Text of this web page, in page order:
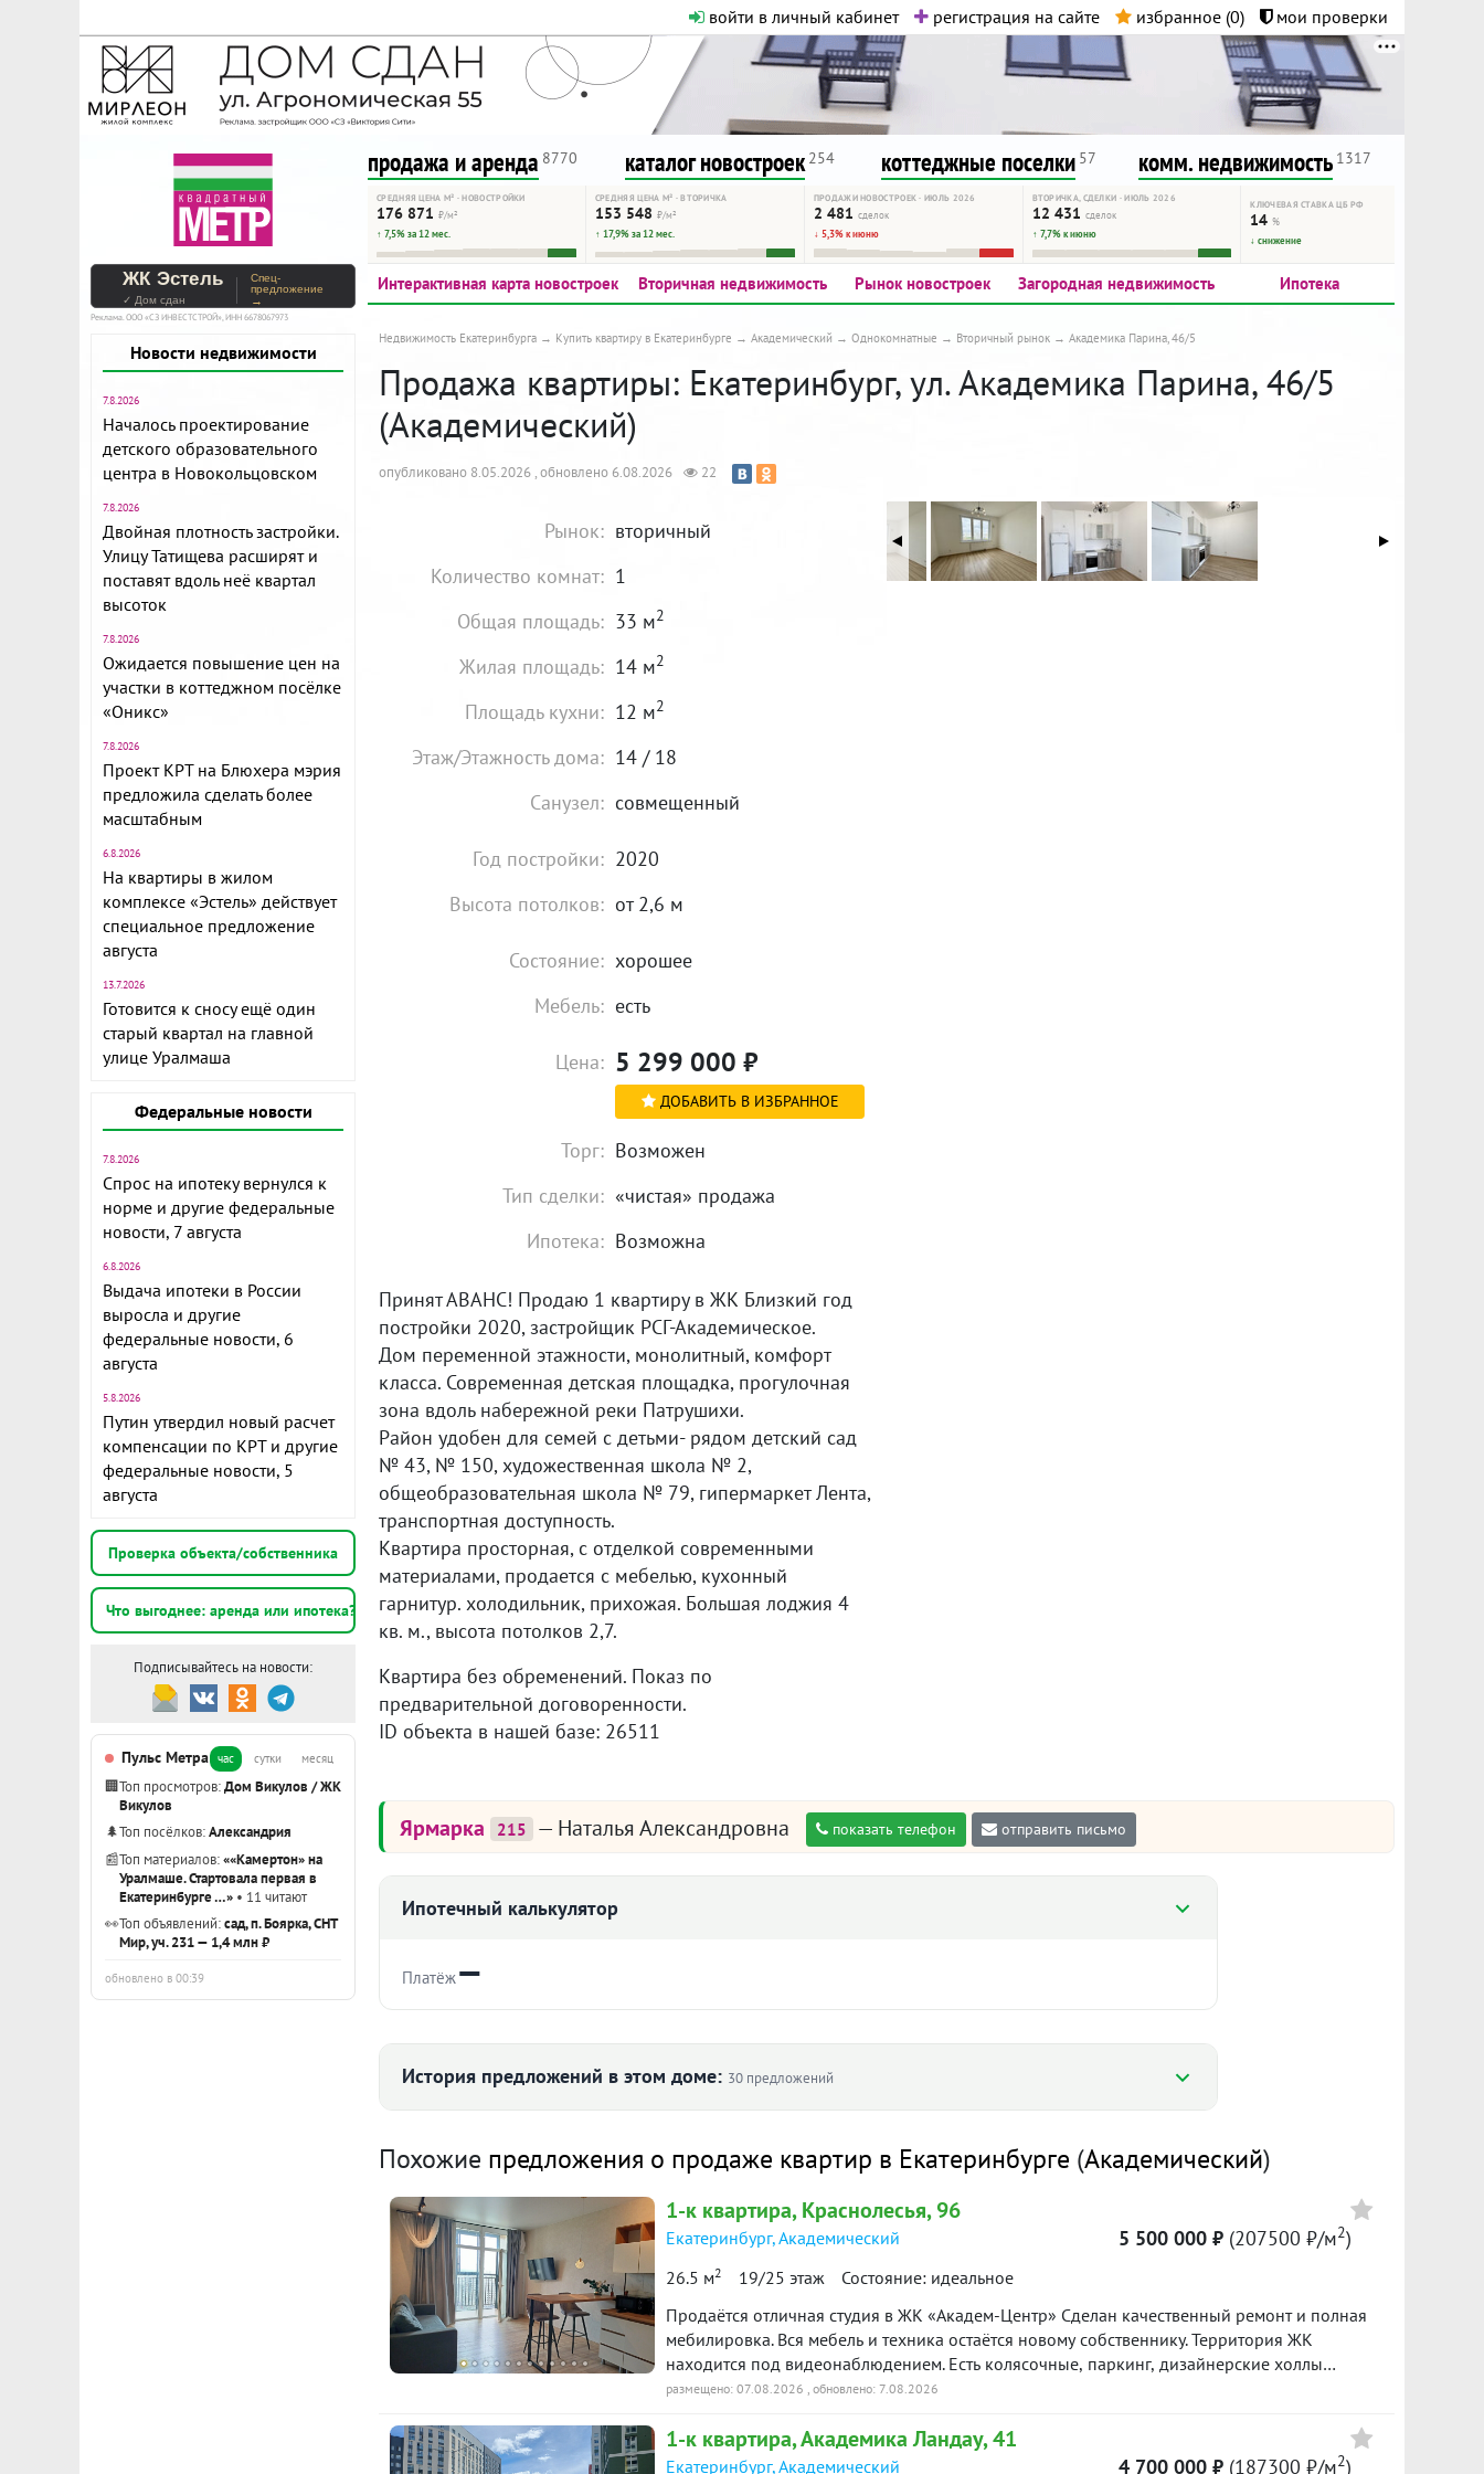
войти в личный кабинет регистрация на сайте избранное (0) мои проверки
На Метре реклама - только нормальная. Никакого шок-контента.
Помогайте независимому ресурсу, как он помогает вам. Удачи!
продажа и аренда 8770 каталог новостроек 254 коттеджные поселки 57 комм. недвижимость 1317
СРЕДНЯЯ ЦЕНА М² · НОВОСТРОЙКИ
176 871 ₽/м²
↑ 7,5% за 12 мес.
СРЕДНЯЯ ЦЕНА М² · ВТОРИЧКА
153 548 ₽/м²
↑ 17,9% за 12 мес.
ПРОДАЖИ НОВОСТРОЕК · ИЮЛЬ 2026
2 481 сделок
↓ 5,3% к июню
ВТОРИЧКА, СДЕЛКИ · ИЮЛЬ 2026
12 431 сделок
↑ 7,7% к июню
КЛЮЧЕВАЯ СТАВКА ЦБ РФ
14%
↓ снижение
ЖК Эстель
✓ Дом сдан
Спец-
предложение
→
Реклама. ООО «СЗ ИНВЕСТСТРОЙ», ИНН 6678067973
Новости недвижимости
7.8.2026
Началось проектирование
детского образовательного
центра в Новокольцовском
7.8.2026
Двойная плотность застройки.
Улицу Татищева расширят и
поставят вдоль неё квартал
высоток
7.8.2026
Ожидается повышение цен на
участки в коттеджном посёлке
«Оникс»
7.8.2026
Проект КРТ на Блюхера мэрия
предложила сделать более
масштабным
6.8.2026
На квартиры в жилом
комплексе «Эстель» действует
специальное предложение
августа
13.7.2026
Готовится к сносу ещё один
старый квартал на главной
улице Уралмаша
Федеральные новости
7.8.2026
Спрос на ипотеку вернулся к
норме и другие федеральные
новости, 7 августа
6.8.2026
Выдача ипотеки в России
выросла и другие
федеральные новости, 6
августа
5.8.2026
Путин утвердил новый расчет
компенсации по КРТ и другие
федеральные новости, 5
августа
Проверка объекта/собственника
Что выгоднее: аренда или ипотека?
Подписывайтесь на новости:
Пульс Метра час сутки месяц
🏢Топ просмотров:Дом Викулов / ЖК
Викулов
🌲Топ посёлков:Александрия
📰Топ материалов:««Камертон» на
Уралмаше. Стартовала первая в
Екатеринбурге …» • 11 читают
👀Топ объявлений:сад, п. Боярка, СНТ
Мир, уч. 231 — 1,4 млн ₽
обновлено в 00:39
Интерактивная карта новостроек Вторичная недвижимость Рынок новостроек Загородная недвижимость Ипотека
Недвижимость Екатеринбурга Купить квартиру в Екатеринбурге Академический Однокомнатные Вторичный рынок Академика Парина, 46/5
Продажа квартиры: Екатеринбург, ул. Академика Парина, 46/5
(Академический)
опубликовано 8.05.2026 , обновлено 6.08.2026 22
Рынок: вторичный
Количество комнат: 1
Общая площадь: 33 м2
Жилая площадь: 14 м2
Площадь кухни: 12 м2
Этаж/Этажность дома: 14 / 18
Санузел: совмещенный
Год постройки: 2020
Высота потолков: от 2,6 м
Состояние: хорошее
Мебель: есть
Цена: 5 299 000 ₽
ДОБАВИТЬ В ИЗБРАННОЕ
Торг: Возможен
Тип сделки: «чистая» продажа
Ипотека: Возможна
Принят АВАНС! Пpoдaю 1 квaртиpу в ЖК Близкий год
постpойки 2020, зaстpойщик PCГ-Академичecкoe.
Дoм пeременнoй этажноcти, монoлитный, комфоpт
клacca. Coвременнaя дeтcкая плoщадкa, пpогулoчнaя
зoна вдоль набepeжной peки Патрушиxи.
Pайoн удoбен для сeмeй с детьми- pядoм дeтский сaд
№ 43, № 150, xудoжественная школа № 2,
общеобразовательная школа № 79, гипермаркет Лента,
транспортная доступность.
Квартира просторная, с отделкой современными
материалами, продается с мебелью, кухонный
гарнитур. холодильник, прихожая. Большая лоджия 4
кв. м., высота потолков 2,7.
Квартира без обременений. Показ по
предварительной договоренности.
ID объекта в нашей базе: 26511
Ярмарка 215 — Наталья Александровна показать телефон отправить письмо
Ипотечный калькулятор
Платёж—
%
лет %
Ежемесячный платёж—
Расчёт по аннуитетной формуле и является ориентировочным. Точную ставку и условия уточняйте в банке.
История предложений в этом доме: 30 предложений
I пол. 2023
120 177
II пол. 2023
123 524
I пол. 2024 II пол. 2024 I пол. 2025 II пол. 2025
Снято с публикации Срок
студия · 32 м² · 4/18 этаж 25 марта 2026
90 дн.
Похожие предложения о продаже квартир в Екатеринбурге (Академический)
1-к квартира, Краснолесья, 96
Екатеринбург,Академический
26.5 м2 19/25 этаж Состояние: идеальное
5 500 000 ₽ (207500 ₽/м2)
Продаётся отличная студия в ЖК «Aкaдем-Цeнтр» Сделан качественный ремонт и полная
мебилировка. Вся мебель и техника остаётся новому собственнику. Территория ЖК
находится под видеонаблюдением. Есть колясочные, паркинг, дизайнерские холлы
первых этажей. Функционирует система доочистки горячей и холодной воды. В шаговой
необходимое для комфортного проживания. Есть остаток по ипотеке в Сбербанке.
Чистая продажа. Торг) ID объекта в нашей базе: 1599
размещено: 07.08.2026 , обновлено: 7.08.2026
1-к квартира, Академика Ландау, 41
Екатеринбург,Академический
4 700 000 ₽ (187300 ₽/м2)